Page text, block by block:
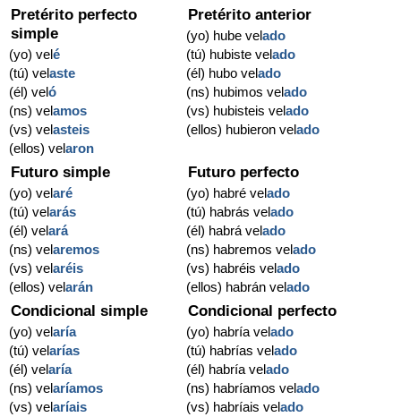
Pretérito perfecto
simple
(yo) velé
(tú) velaste
(él) veló
(ns) velamos
(vs) velasteis
(ellos) velaron
Pretérito anterior
(yo) hube velado
(tú) hubiste velado
(él) hubo velado
(ns) hubimos velado
(vs) hubisteis velado
(ellos) hubieron velado
Futuro simple
(yo) velaré
(tú) velarás
(él) velará
(ns) velaremos
(vs) velaréis
(ellos) velarán
Futuro perfecto
(yo) habré velado
(tú) habrás velado
(él) habrá velado
(ns) habremos velado
(vs) habréis velado
(ellos) habrán velado
Condicional simple
(yo) velaría
(tú) velarías
(él) velaría
(ns) velaríamos
(vs) velaríais
Condicional perfecto
(yo) habría velado
(tú) habrías velado
(él) habría velado
(ns) habríamos velado
(vs) habríais velado